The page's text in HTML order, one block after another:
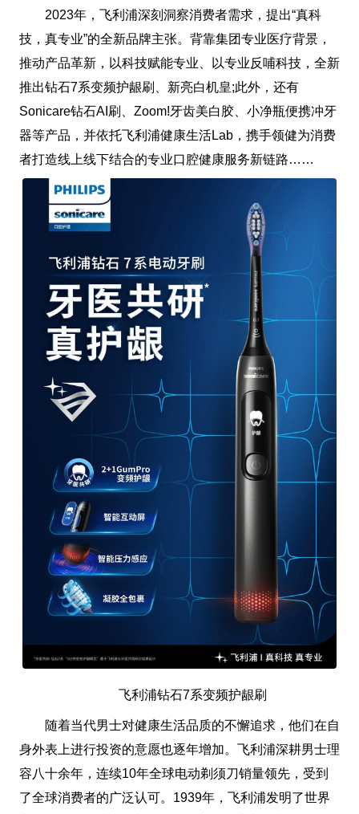
2023年，飞利浦深刻洞察消费者需求，提出“真科
技，真专业”的全新品牌主张。背靠集团专业医疗背景，
推动产品革新，以科技赋能专业、以专业反哺科技，全新
推出钻石7系变频护龈刷、新亮白机皇;此外，还有
Sonicare钻石AI刷、Zoom!牙齿美白胶、小净瓶便携冲牙
器等产品，并依托飞利浦健康生活Lab，携手领健为消费
者打造线上线下结合的专业口腔健康服务新链路……
飞利浦钻石7系变频护龈刷
随着当代男士对健康生活品质的不懈追求，他们在自
身外表上进行投资的意愿也逐年增加。飞利浦深耕男士理
容八十余年，连续10年全球电动剃须刀销量领先，受到
了全球消费者的广泛认可。1939年，飞利浦发明了世界